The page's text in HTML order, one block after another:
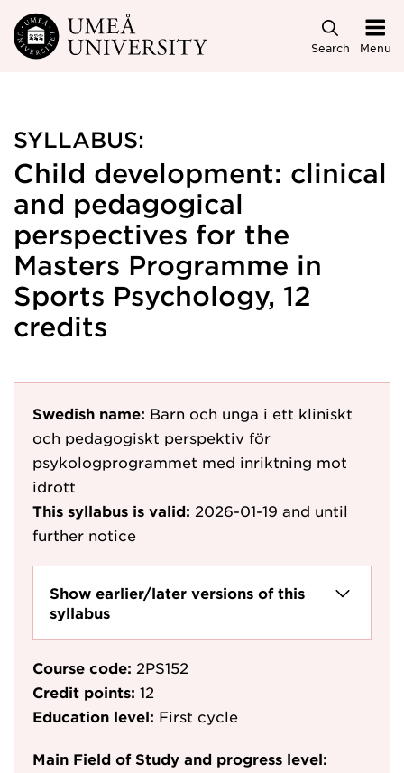
Skip to main content
Search Menu
SYLLABUS:
Child development: clinical
and pedagogical
perspectives for the
Masters Programme in
Sports Psychology, 12
credits
Swedish name: Barn och unga i ett kliniskt
och pedagogiskt perspektiv för
psykologprogrammet med inriktning mot
idrott
This syllabus is valid: 2026-01-19 and until
further notice
Show earlier/later versions of this
syllabus
Course code: 2PS152
Credit points: 12
Education level: First cycle
Main Field of Study and progress level: